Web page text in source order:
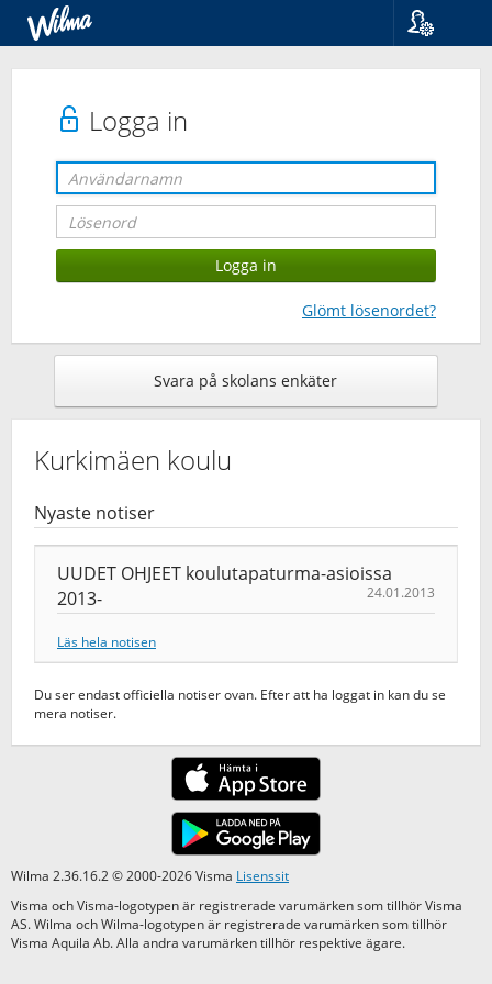
Logga in
Glömt lösenordet?
Svara på skolans enkäter
Kurkimäen koulu
Nyaste notiser
UUDET OHJEET koulutapaturma-asioissa
2013-
24.01.2013
Läs hela notisen
Du ser endast officiella notiser ovan. Efter att ha loggat in kan du se
mera notiser.
Wilma 2.36.16.2 © 2000-2026 Visma Lisenssit
Visma och Visma-logotypen är registrerade varumärken som tillhör Visma
AS. Wilma och Wilma-logotypen är registrerade varumärken som tillhör
Visma Aquila Ab. Alla andra varumärken tillhör respektive ägare.